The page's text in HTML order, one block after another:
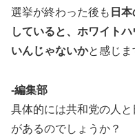
選挙が終わった後も 日
していると、ホワイト
いんじゃないかと感じま
-編集部
具体的には共和党の人
があるのでしょうか？